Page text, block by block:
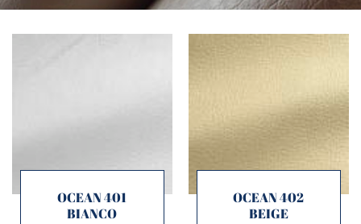
OCEAN 401
BIANCO
OCEAN 402
BEIGE